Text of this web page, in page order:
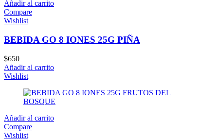
Añadir al carrito
Compare
Wishlist
BEBIDA GO 8 IONES 25G PIÑA
$650
Añadir al carrito
Wishlist
Añadir al carrito
Compare
Wishlist